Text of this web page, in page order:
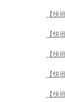
【快
【快
【快
【快
【快